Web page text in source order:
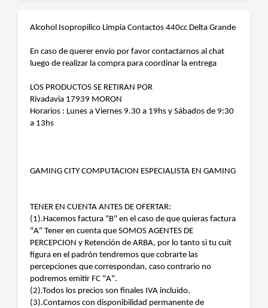
Alcohol Isopropilico Limpia Contactos 440cc Delta Grande
En caso de querer envío por favor contactarnos al chat
luego de realizar la compra para coordinar la entrega
LOS PRODUCTOS SE RETIRAN POR
Rivadavia 17939 MORON
Horarios : Lunes a Viernes 9.30 a 19hs y Sábados de 9:30
a 13hs
GAMING CITY COMPUTACION ESPECIALISTA EN GAMING
TENER EN CUENTA ANTES DE OFERTAR:
(1).Hacemos factura "B" en el caso de que quieras factura
"A" Tener en cuenta que SOMOS AGENTES DE
PERCEPCION y Retención de ARBA, por lo tanto si tu cuit
figura en el padrón tendremos que cobrarte las
percepciones que correspondan, caso contrario no
podremos emitir FC "A".
(2).Todos los precios son finales IVA incluido.
(3).Contamos con disponibilidad permanente de